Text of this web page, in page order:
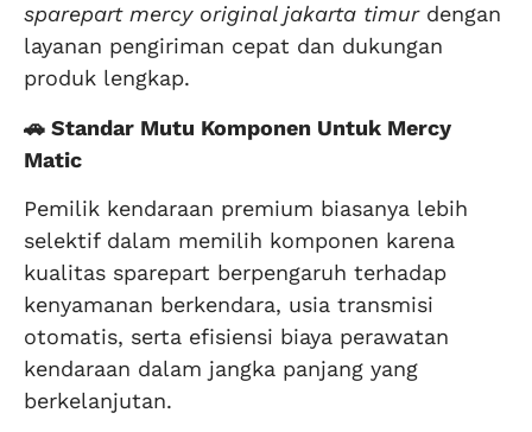
sparepart mercy original jakarta timurdengan
layanan pengiriman cepat dan dukungan
produk lengkap.
🚗 Standar Mutu Komponen Untuk Mercy
Matic
Pemilik kendaraan premium biasanya lebih
selektif dalam memilih komponen karena
kualitas sparepart berpengaruh terhadap
kenyamanan berkendara, usia transmisi
otomatis, serta efisiensi biaya perawatan
kendaraan dalam jangka panjang yang
berkelanjutan.